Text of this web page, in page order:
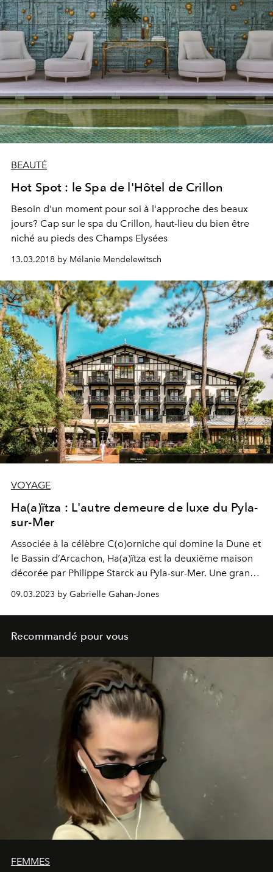
BEAUTÉ
Hot Spot : le Spa de l'Hôtel de Crillon
Besoin d'un moment pour soi à l'approche des beaux
jours? Cap sur le spa du Crillon, haut-lieu du bien être
niché au pieds des Champs Elysées
13.03.2018 by Mélanie Mendelewitsch
VOYAGE
Ha(a)ïtza : L'autre demeure de luxe du Pyla-
sur-Mer
Associée à la célèbre C(o)orniche qui domine la Dune et
le Bassin d’Arcachon, Ha(a)ïtza est la deuxième maison
décorée par Philippe Starck au Pyla-sur-Mer. Une grande
demeure néo-basque qui vient d’accueillir la marque
Codage Paris dans son Spa.
09.03.2023 by Gabrielle Gahan-Jones
Recommandé pour vous
FEMMES